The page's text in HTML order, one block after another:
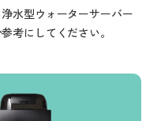
水型ウォーターサーバー
考にしてください。